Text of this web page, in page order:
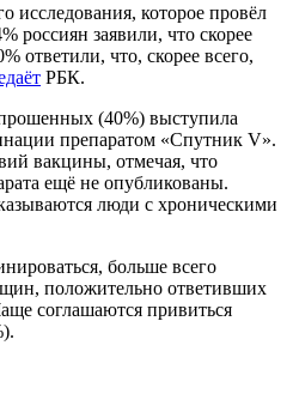
исследования, которое провёл
россиян заявили, что скорее
ответили, что, скорее всего,
РБК.
(40%) выступила
препаратом «Спутник V».
вакцины, отмечая, что
ещё не опубликованы.
люди с хроническими
больше всего
положительно ответивших
соглашаются привиться